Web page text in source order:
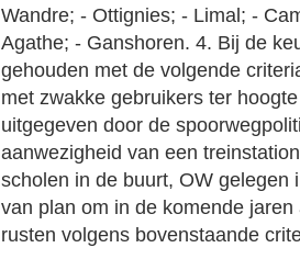
Wandre; - Ottignies; - Limal; -
Agathe; - Ganshoren. 4. Bij de
gehouden met de volgende
met zwakke gebruikers ter
uitgegeven door de
aanwezigheid van een
scholen in de buurt, OW gelegen
van plan om in de komende
rusten volgens bovenstaande